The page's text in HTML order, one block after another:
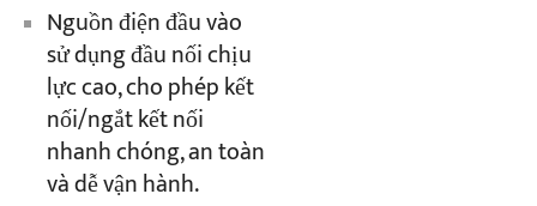
Nguồn điện đầu vào
sử dụng đầu nối chịu
lực cao, cho phép kết
nối/ngắt kết nối
nhanh chóng, an toàn
và dễ vận hành.